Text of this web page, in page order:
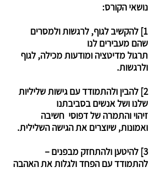
נושאי הקורס:
1] להקשיב לגוף, לרגשות ולמסרים
שהם מעבירים לנו
תרגול מדיטציה ומודעות מכילה, לגוף
ולרגשות.
2] להבין ולהתמודד עם גישות שליליות
שלנו ושל אנשים בסביבתנו
זיהוי והתמרה של דפוסי חשיבה
ואמונות, שיוצרים את הגישה השלילית.
3] להיטען ולהתחזק מבפנים –
להתמודד עם הפחד ולגלות את האהבה